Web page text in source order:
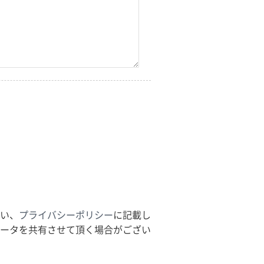
、 プライバシーポリシーに記載し
タを共有させて頂く場合がござい